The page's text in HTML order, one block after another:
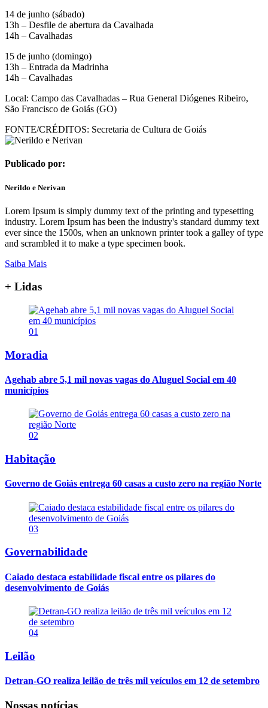
14 de junho (sábado)
13h – Desfile de abertura da Cavalhada
14h – Cavalhadas
15 de junho (domingo)
13h – Entrada da Madrinha
14h – Cavalhadas
Local: Campo das Cavalhadas – Rua General Diógenes Ribeiro,
São Francisco de Goiás (GO)
FONTE/CRÉDITOS: Secretaria de Cultura de Goiás
Publicado por:
Nerildo e Nerivan
Lorem Ipsum is simply dummy text of the printing and typesetting
industry. Lorem Ipsum has been the industry's standard dummy text
ever since the 1500s, when an unknown printer took a galley of type
and scrambled it to make a type specimen book.
Saiba Mais
+ Lidas
01
Moradia
Agehab abre 5,1 mil novas vagas do Aluguel Social em 40
municípios
02
Habitação
Governo de Goiás entrega 60 casas a custo zero na região Norte
03
Governabilidade
Caiado destaca estabilidade fiscal entre os pilares do
desenvolvimento de Goiás
04
Leilão
Detran-GO realiza leilão de três mil veículos em 12 de setembro
Nossas notícias